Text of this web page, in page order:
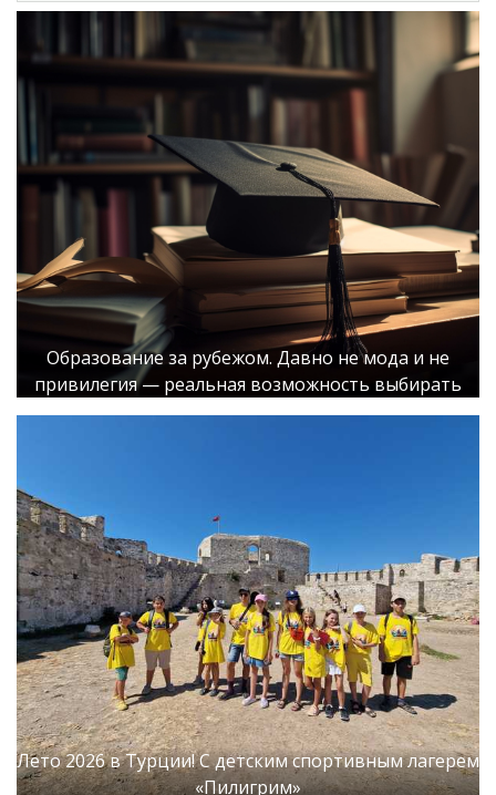
Образование за рубежом. Давно не мода и не
привилегия — реальная возможность выбирать
Лето 2026 в Турции! С детским спортивным лагерем
«Пилигрим»